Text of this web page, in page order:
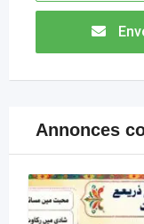
Annonces